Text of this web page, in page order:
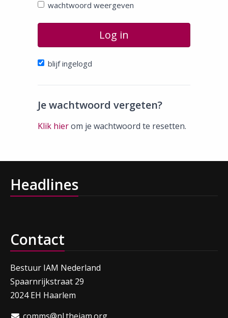
wachtwoord weergeven
Log in
blijf ingelogd
Je wachtwoord vergeten?
Klik hierom je wachtwoord te resetten.
Headlines
Contact
Bestuur IAM Nederland
Spaarnrijkstraat 29
2024 EH Haarlem
comms@nl.theiam.org